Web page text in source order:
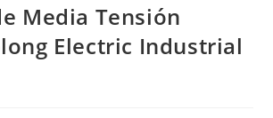
Media Tensión
Electric Industrial